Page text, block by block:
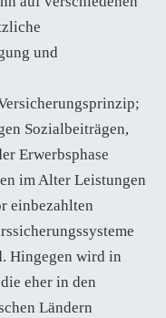
und
Sozialbeiträgen,
Erwerbsphase
im Alter Leistungen
einbezahlten
Hingegen wird in
eher in den
Ländern